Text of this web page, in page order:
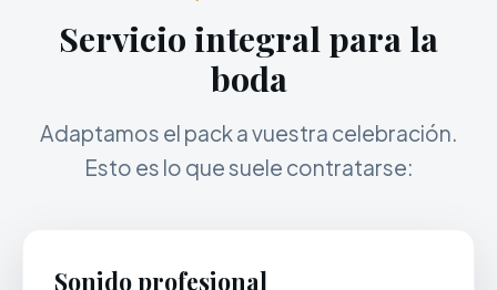
Servicio integral para la
boda
Adaptamos el pack a vuestra celebración.
Esto es lo que suele contratarse:
Sonido profesional